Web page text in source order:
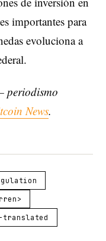
importantes para
evoluciona a
periodismo
News.
translated